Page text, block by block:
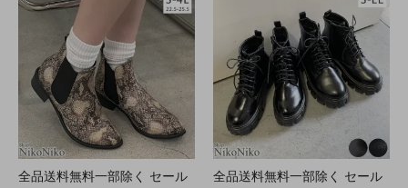
全品送料無料一部除く セール
全品送料無料一部除く セール